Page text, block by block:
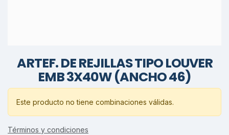
ARTEF. DE REJILLAS TIPO LOUVER
EMB 3X40W (ANCHO 46)
Este producto no tiene combinaciones válidas.
Términos y condiciones